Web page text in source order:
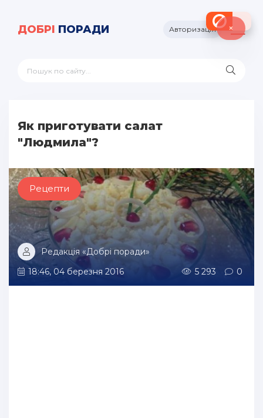
ДОБРІ ПОРАДИ Авторизація
Як приготувати салат
"Людмила"?
Рецепти
Редакція «Добрі поради»
18:46, 04 березня 2016
5 293 0
×